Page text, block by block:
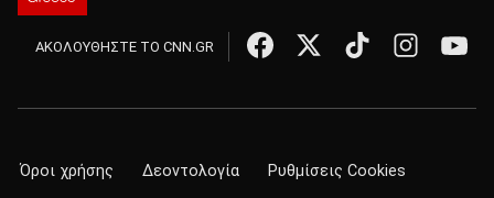
ΑΚΟΛΟΥΘΗΣΤΕ ΤΟ CNN.GR
Όροι χρήσης Δεοντολογία Ρυθμίσεις Cookies